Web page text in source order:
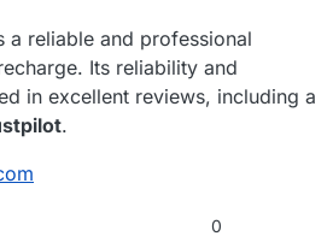
a reliable and professional
Its reliability and
in excellent reviews, including a
.
0